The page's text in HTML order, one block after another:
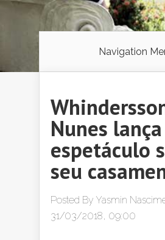
Navigation
Nunes lança
espetáculo
seu
Posted By Yasmin
31/03/2018, 09:00